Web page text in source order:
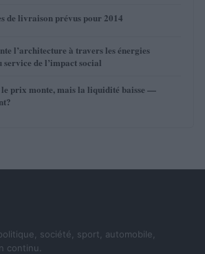
de livraison prévus pour 2014
l’architecture à travers les énergies
service de l’impact social
prix monte, mais la liquidité baisse —
société, sport, automobile,
continu.